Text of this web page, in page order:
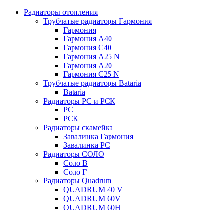
Радиаторы отопления
Трубчатые радиаторы Гармония
Гармония
Гармония А40
Гармония С40
Гармония А25 N
Гармония А20
Гармония С25 N
Трубчатые радиаторы Bataria
Bataria
Радиаторы РС и РСК
РС
РСК
Радиаторы скамейка
Завалинка Гармония
Завалинка РС
Радиаторы СОЛО
Соло В
Соло Г
Радиаторы Quadrum
QUADRUM 40 V
QUADRUM 60V
QUADRUM 60H